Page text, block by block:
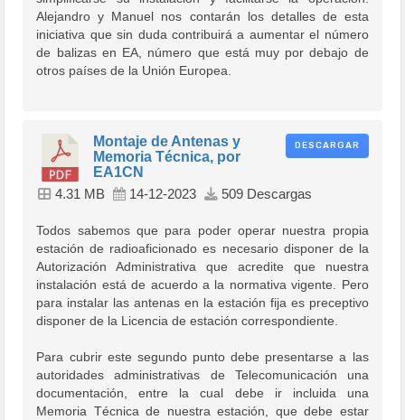
Alejandro y Manuel nos contarán los detalles de esta
iniciativa que sin duda contribuirá a aumentar el número
de balizas en EA, número que está muy por debajo de
otros países de la Unión Europea.
DESCARGAR
Montaje de Antenas y
Memoria Técnica, por
EA1CN
4.31 MB 14-12-2023 509 Descargas
Todos sabemos que para poder operar nuestra propia
estación de radioaficionado es necesario disponer de la
Autorización Administrativa que acredite que nuestra
instalación está de acuerdo a la normativa vigente. Pero
para instalar las antenas en la estación fija es preceptivo
disponer de la Licencia de estación correspondiente.
Para cubrir este segundo punto debe presentarse a las
autoridades administrativas de Telecomunicación una
documentación, entre la cual debe ir incluida una
Memoria Técnica de nuestra estación, que debe estar